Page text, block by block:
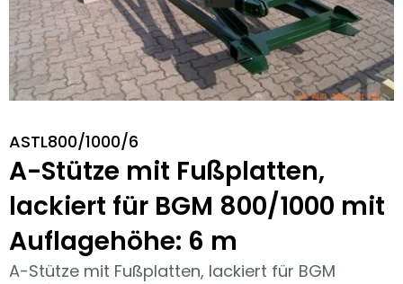
ASTL800/1000/6
A-Stütze mit Fußplatten,
lackiert für BGM 800/1000 mit
Auflagehöhe: 6 m
A-Stütze mit Fußplatten, lackiert für BGM